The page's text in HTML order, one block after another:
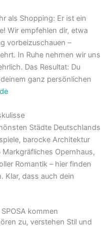
als Shopping: Er ist ein
Wir empfehlen dir, etwa
vorbeizuschauen –
In Ruhe nehmen wir uns
Das Resultat: Du
ganz persönlichen
Städte Deutschlands
barocke Architektur
Opernhaus,
Romantik – hier finden
Klar, dass auch dein
kommen
zu, verstehen Stil und